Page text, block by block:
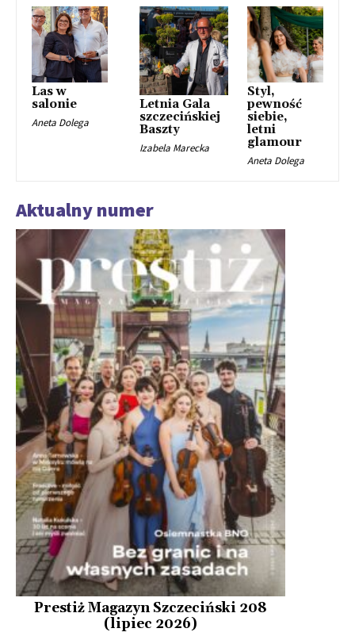
Las w
salonie
Aneta Dolega
Letnia Gala
szczecińskiej
Baszty
Izabela Marecka
Styl,
pewność
siebie,
letni
glamour
Aneta Dolega
Aktualny numer
Prestiż Magazyn Szczeciński 208
(lipiec 2026)